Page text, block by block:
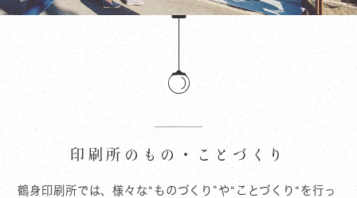
印刷所のもの・ことづくり
鶴身印刷所では、様々な“ものづくり”や“ことづくり“を行っ